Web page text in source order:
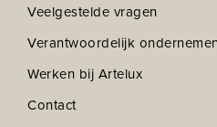
Veelgestelde vragen
Verantwoordelijk
Werken bij Artelux
Contact